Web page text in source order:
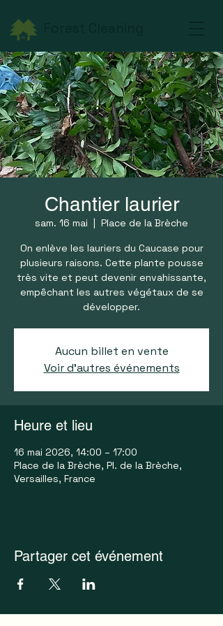
Chantier laurier
sam. 16 mai
  |
Place de la Brèche
On enlève les lauriers du Caucase pour
plusieurs raisons. Cette plante pousse
très vite et peut devenir envahissante,
empêchant les autres végétaux de se
développer.
Aucun billet en vente
Voir d'autres événements
Heure et lieu
16 mai 2026, 14:00 – 17:00
Place de la Brèche, Pl. de la Brèche,
Versailles, France
Partager cet événement